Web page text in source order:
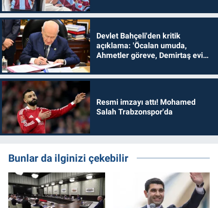
Devlet Bahçeli'den kritik
açıklama: 'Öcalan umuda,
Ahmetler göreve, Demirtaş evine
Resmi imzayı attı! Mohamed
Salah Trabzonspor'da
Bunlar da ilginizi çekebilir